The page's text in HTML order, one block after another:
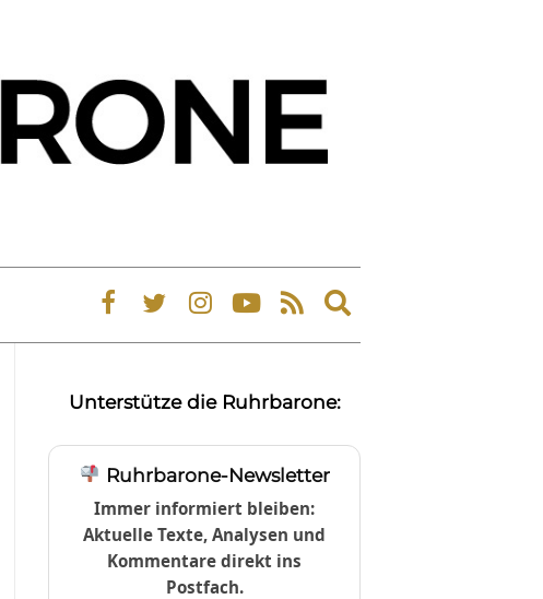
Expand
search
Unterstütze die Ruhrbarone:
Ruhrbarone-Newsletter
Immer informiert bleiben:
Aktuelle Texte, Analysen und
Kommentare direkt ins
Postfach.